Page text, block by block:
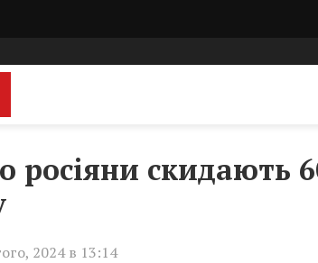
росіяни скидають
2024 в 13:14